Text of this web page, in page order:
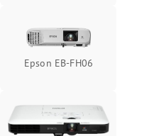
Epson EB-FH06